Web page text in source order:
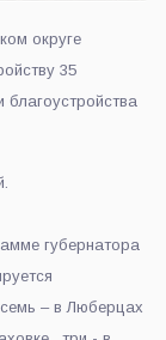
округе
35
губернатора
– в Люберцах